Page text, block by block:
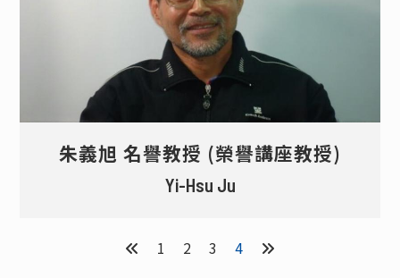
朱義旭 名譽教授 (榮譽講座教授)
Yi-Hsu Ju
1 2 3 4